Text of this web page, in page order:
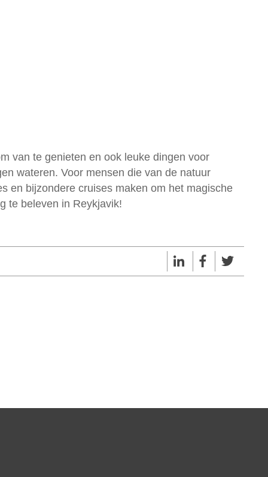
van te genieten en ook leuke dingen voor
wateren. Voor mensen die van de natuur
en bijzondere cruises maken om het magische
te beleven in Reykjavik!